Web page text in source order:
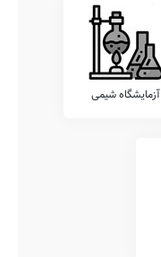
آزمایشگاه شیمی